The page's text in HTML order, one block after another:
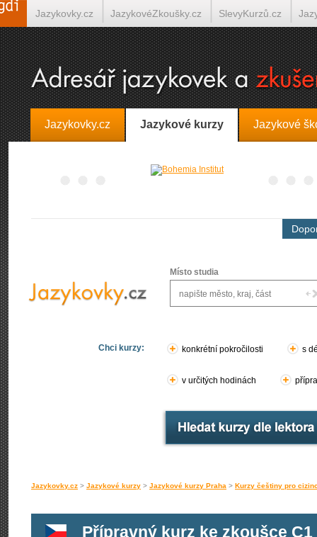
Jazykovky.cz Jazykové kurzy Jazykové
Místo studia
Chci kurzy: konkrétní pokročilosti s
v určitých hodinách
Jazykovky.cz > Jazykové kurzy > Jazykové kurzy Praha > Kurzy češtiny pro
Přípravný kurz ke zkoušce C1
Jazykovky.cz JazykovéZkoušky.cz SlevyKurzů.cz
Španělština on-line Italština on-line Tlumočení-